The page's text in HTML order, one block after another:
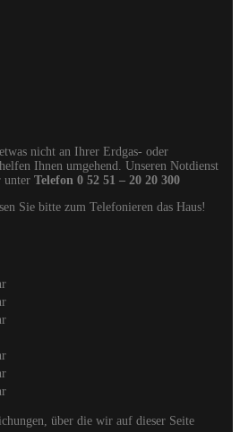
nicht an Ihrer Erdgas- oder
Ihnen umgehend. Unseren Notdienst
unter Telefon 0 52 51 – 20 20 300
Sie bitte zum Telefonieren das Haus!
über die wir auf dieser Seite